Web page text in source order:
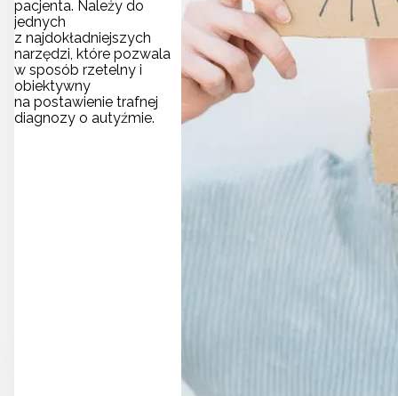
pacjenta. Należy do
jednych
z najdokładniejszych
narzędzi, które pozwala
w sposób rzetelny i
obiektywny
na postawienie trafnej
diagnozy o autyźmie.